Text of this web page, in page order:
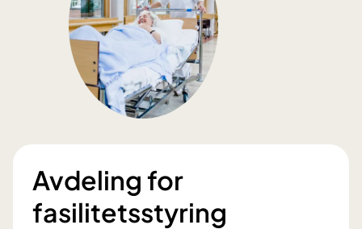
Avdeling for
fasilitetsstyring